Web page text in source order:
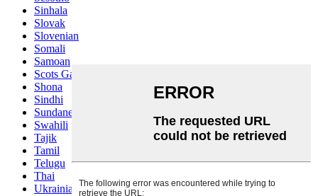
Sinhala
Slovak
Slovenian
Somali
Samoan
Scots Gaelic
Shona
Sindhi
Sundanese
Swahili
Tajik
Tamil
Telugu
Thai
Ukrainian